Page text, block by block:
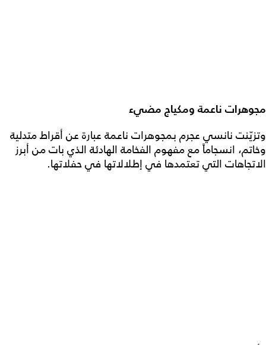
مجوهرات ناعمة ومكياج مضيء
وتزيّنت نانسي عجرم بمجوهرات ناعمة عبارة عن أقراط متدلية
وخاتم، انسجاماً مع مفهوم الفخامة الهادئة الذي بات من أبرز
الاتجاهات التي تعتمدها في إطلالاتها في حفلاتها.